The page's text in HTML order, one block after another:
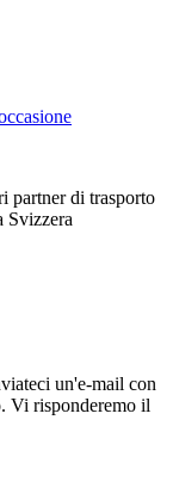
partner di trasporto
Svizzera
un'e-mail con
Vi risponderemo il